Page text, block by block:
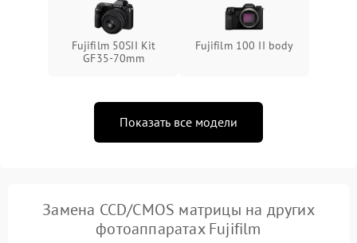
Fujifilm 50SII Kit
GF35-70mm
Fujifilm 100 II body
Показать все модели
Замена CCD/CMOS матрицы на других
фотоаппаратах Fujifilm